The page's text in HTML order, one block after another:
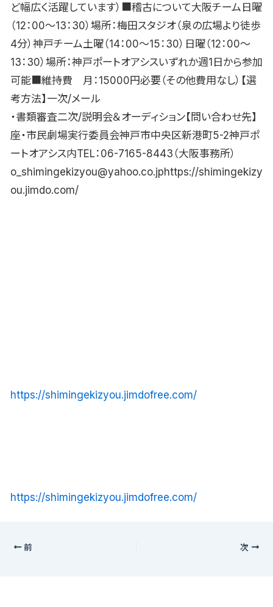
ど幅広く活躍しています）■稽古について大阪チーム日曜
（12：00〜13：30）場所：梅田スタジオ（泉の広場より徒歩
4分）神戸チーム土曜（14：00〜15：30）日曜（12：00〜
13：30）場所：神戸ポートオアシスいずれか週1日から参加
可能■維持費 月：15000円必要（その他費用なし）【選
考方法】一次/メール
・書類審査二次/説明会＆オーディション【問い合わせ先】
座・市民劇場実行委員会神戸市中央区新港町5-2神戸ポ
ートオアシス内TEL：06-7165-8443（大阪事務所）
o_shimingekizyou@yahoo.co.jphttps://shimingekizy
ou.jimdo.com/
https://shimingekizyou.jimdofree.com/
https://shimingekizyou.jimdofree.com/
前 次